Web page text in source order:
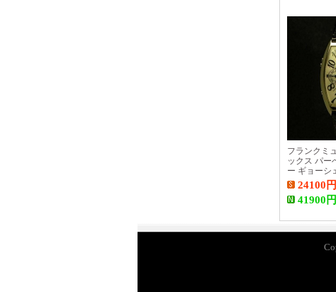
フランクミ
ックス パー
ー ギョーシ
5850QP24 時
24100 円
41900 円